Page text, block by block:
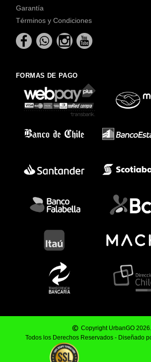
Garantía
Términos y Condiciones
FORMAS DE PAGO
Copyright UrbanGO 2026.
Todos los Derechos Reservados - Diseñado